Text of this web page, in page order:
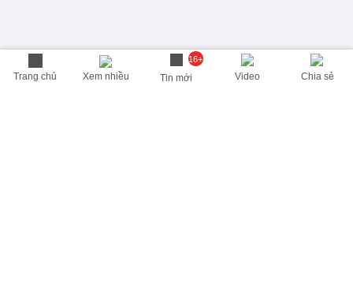
Trang chủ Xem nhiều
16+
Tin mới Video Chia sẻ